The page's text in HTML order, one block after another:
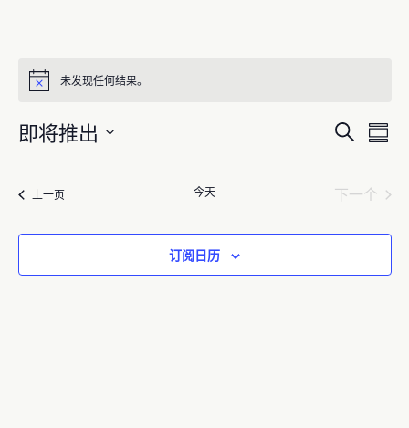
注
未发现任何结果。
活
动
搜
视
搜
活
动
视
导
航
概
括
即将推出
选
日
上一页活动 今天
下一个
订阅日历